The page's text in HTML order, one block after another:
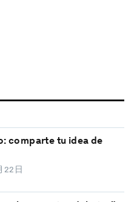
comparte tu idea de
22日